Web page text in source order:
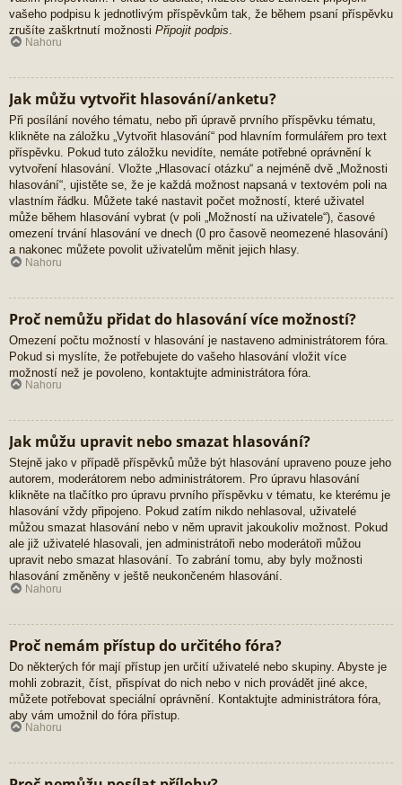
vašeho podpisu k jednotlivým příspěvkům tak, že během psaní příspěvku
zrušíte zaškrtnutí možnosti Připojit podpis
Nahoru
Jak můžu vytvořit hlasování/anketu?
Při posílání nového tématu, nebo při úpravě prvního příspěvku tématu,
klikněte na záložku „Vytvořit hlasování“ pod hlavním formulářem pro text
příspěvku. Pokud tuto záložku nevidíte, nemáte potřebné oprávnění k
vytvoření hlasování. Vložte „Hlasovací otázku“ a nejméně dvě „Možnosti
hlasování“, ujistěte se, že je každá možnost napsaná v textovém poli na
vlastním řádku. Můžete také nastavit počet možností, které uživatel
může během hlasování vybrat (v poli „Možností na uživatele“), časové
omezení trvání hlasování ve dnech (0 pro časově neomezené hlasování)
a nakonec můžete povolit uživatelům měnit jejich hlasy.
Nahoru
Proč nemůžu přidat do hlasování více možností?
Omezení počtu možností v hlasování je nastaveno administrátorem fóra.
Pokud si myslíte, že potřebujete do vašeho hlasování vložit více
možností než je povoleno, kontaktujte administrátora fóra.
Nahoru
Jak můžu upravit nebo smazat hlasování?
Stejně jako v případě příspěvků může být hlasování upraveno pouze jeho
autorem, moderátorem nebo administrátorem. Pro úpravu hlasování
klikněte na tlačítko pro úpravu prvního příspěvku v tématu, ke kterému je
hlasování vždy připojeno. Pokud zatím nikdo nehlasoval, uživatelé
můžou smazat hlasování nebo v něm upravit jakoukoliv možnost. Pokud
ale již uživatelé hlasovali, jen administrátoři nebo moderátoři můžou
upravit nebo smazat hlasování. To zabrání tomu, aby byly možnosti
hlasování změněny v ještě neukončeném hlasování.
Nahoru
Proč nemám přístup do určitého fóra?
Do některých fór mají přístup jen určití uživatelé nebo skupiny. Abyste je
mohli zobrazit, číst, přispívat do nich nebo v nich provádět jiné akce,
můžete potřebovat speciální oprávnění. Kontaktujte administrátora fóra,
aby vám umožnil do fóra přístup.
Nahoru